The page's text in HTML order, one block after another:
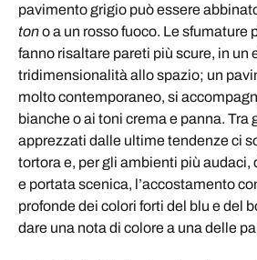
pavimento grigio può essere
tono a un rosso fuoco. Le sfumature
fanno risaltare pareti più scure, in un
tridimensionalità allo spazio; un
molto contemporaneo, si
bianche o ai toni crema e panna. Tra
apprezzati dalle ultime tendenze ci
tortora e, per gli ambienti più audaci,
e portata scenica, l’accostamento
profonde dei colori forti del blu e del
dare una nota di colore a una delle